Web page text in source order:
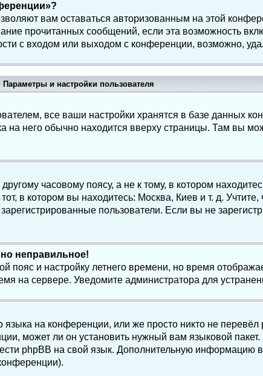
вам оставаться авторизованным на этой
прочитанных сообщений, если эта возможность
с входом или выходом с конференции, возможно,
Параметры и настройки пользователя
все ваши настройки хранятся в базе данных
на него обычно находится вверху страницы. Там вы
часовому поясу, а не к тому, в котором
в котором вы находитесь: Москва, Киев и т. д. Учтите,
пользователи. Если вы не
неправильное!
пояс и настройку летнего времени, но время
на сервере. Уведомите администратора для
на конференции, или же просто никто не
может ли он установить нужный вам языковой пакет.
phpBB на свой язык. Дополнительную информацию